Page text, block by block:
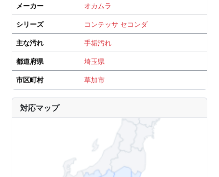
メーカー
オカムラ
シリーズ
コンテッサ セコンダ
主な汚れ
手垢汚れ
都道府県
埼玉県
市区町村
草加市
対応マップ